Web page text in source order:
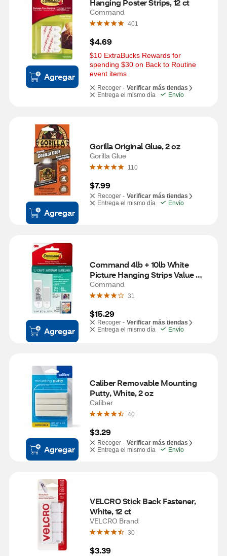
Agregar
Hanging Poster Strips, 12 ct
Command
401
$4.69
$10 ExtraBucks Rewards for
spending $30 on Back to Routine
event items
Recoger - Verificar más tiendas
Entrega el mismo día
Envío
Agregar
Gorilla Original Glue, 2 oz
Gorilla Glue
110
$7.99
Recoger - Verificar más tiendas
Entrega el mismo día
Envío
Agregar
Command 4lb + 10lb White
Picture Hanging Strips Value
Pack, 12 Pairs
Command
31
$15.29
Recoger - Verificar más tiendas
Entrega el mismo día
Envío
Agregar
Caliber Removable Mounting
Putty, White, 2 oz
Caliber
40
$3.29
Recoger - Verificar más tiendas
Entrega el mismo día
Envío
VELCRO Stick Back Fastener,
White, 12 ct
VELCRO Brand
30
$3.39